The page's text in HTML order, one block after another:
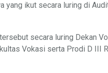
yang ikut secara luring di
secara luring Dekan
Vokasi serta Prodi D III